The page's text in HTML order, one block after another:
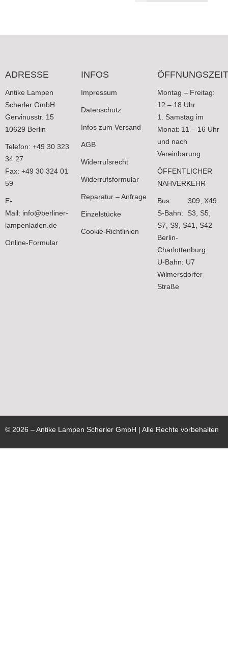
ADRESSE
Antike Lampen
Scherler GmbH
Gervinusstr. 15
10629 Berlin
Telefon: +49 30 323
34 27
Fax: +49 30 324 01
59
E-
Mail: info@berliner-
lampenladen.de
Online-Formular
INFOS
Impressum
Datenschutz
Infos zum Versand
AGB
Widerrufsrecht
Widerrufsformular
Reparatur – Anfrage
Einzelstücke
Cookie-Richtlinien
Montag – Freitag:
12 – 18 Uhr
1. Samstag im
Monat: 11 – 16 Uhr
und nach
Vereinbarung
ÖFFENTLICHER
NAHVERKEHR
Bus: 309, X49
S-Bahn: S3, S5,
S7, S9, S41, S42
Berlin-
Charlottenburg
U-Bahn: U7
Wilmersdorfer
Straße
© 2026 – Antike Lampen Scherler GmbH | Alle Rechte vorbehalten